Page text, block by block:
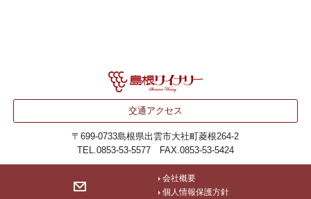
交通アクセス
〒699-0733島根県出雲市大社町菱根264-2
TEL.0853-53-5577 FAX.0853-53-5424
会社概要
個人情報保護方針